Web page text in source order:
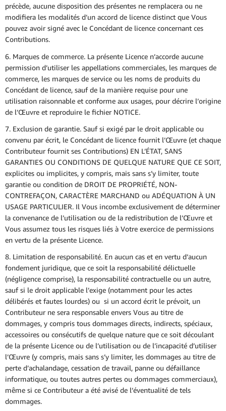
précède, aucune disposition des présentes ne remplacera ou ne
modifiera les modalités d’un accord de licence distinct que Vous
pouvez avoir signé avec le Concédant de licence concernant ces
Contributions.
6. Marques de commerce. La présente Licence n’accorde aucune
permission d’utiliser les appellations commerciales, les marques de
commerce, les marques de service ou les noms de produits du
Concédant de licence, sauf de la manière requise pour une
utilisation raisonnable et conforme aux usages, pour décrire l’origine
de l’Œuvre et reproduire le fichier NOTICE.
7. Exclusion de garantie. Sauf si exigé par le droit applicable ou
convenu par écrit, le Concédant de licence fournit l’Œuvre (et chaque
Contributeur fournit ses Contributions) EN L’ÉTAT, SANS
GARANTIES OU CONDITIONS DE QUELQUE NATURE QUE CE SOIT,
explicites ou implicites, y compris, mais sans s’y limiter, toute
garantie ou condition de DROIT DE PROPRIÉTÉ, NON-
CONTREFAÇON, CARACTÈRE MARCHAND ou ADÉQUATION À UN
USAGE PARTICULIER. Il Vous incombe exclusivement de déterminer
la convenance de l’utilisation ou de la redistribution de l’Œuvre et
Vous assumez tous les risques liés à Votre exercice de permissions
en vertu de la présente Licence.
8. Limitation de responsabilité. En aucun cas et en vertu d’aucun
fondement juridique, que ce soit la responsabilité délictuelle
(négligence comprise), la responsabilité contractuelle ou un autre,
sauf si le droit applicable l’exige (notamment pour les actes
délibérés et fautes lourdes) ou si un accord écrit le prévoit, un
Contributeur ne sera responsable envers Vous au titre de
dommages, y compris tous dommages directs, indirects, spéciaux,
accessoires ou consécutifs de quelque nature que ce soit découlant
de la présente Licence ou de l’utilisation ou de l’incapacité d’utiliser
l’Œuvre (y compris, mais sans s’y limiter, les dommages au titre de
perte d’achalandage, cessation de travail, panne ou défaillance
informatique, ou toutes autres pertes ou dommages commerciaux),
même si ce Contributeur a été avisé de l’éventualité de tels
dommages.